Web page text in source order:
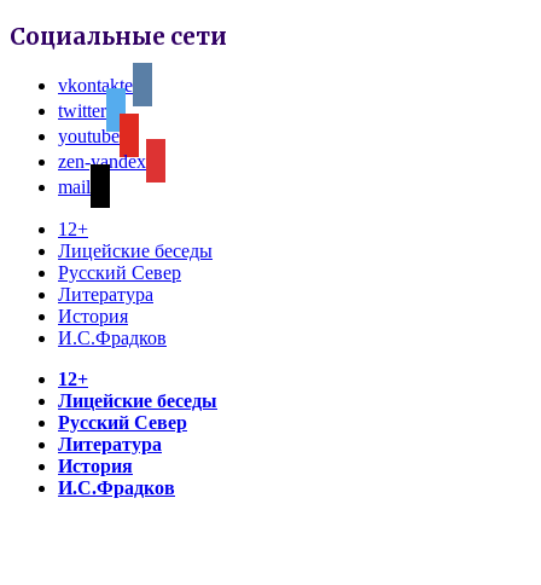
Социальные сети
vkontakte
twitter
youtube
zen-yandex
mail
12+
Лицейские беседы
Русский Север
Литература
История
И.С.Фрадков
12+
Лицейские беседы
Русский Север
Литература
История
И.С.Фрадков